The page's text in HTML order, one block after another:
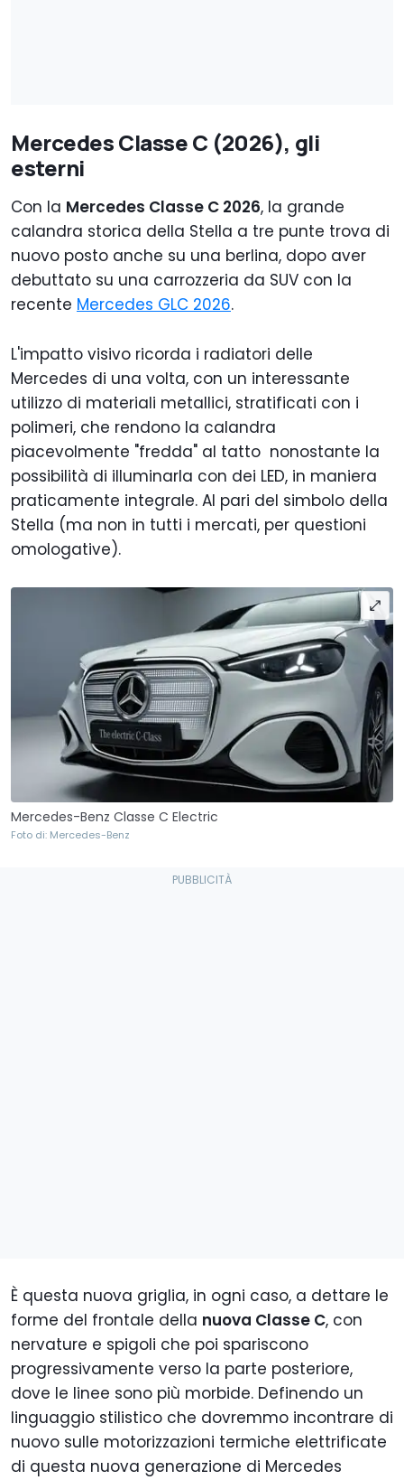
Mercedes Classe C (2026), gli
esterni
Con la Mercedes Classe C 2026, la grande
calandra storica della Stella a tre punte trova di
nuovo posto anche su una berlina, dopo aver
debuttato su una carrozzeria da SUV con la
recente Mercedes GLC 2026.
L'impatto visivo ricorda i radiatori delle
Mercedes di una volta, con un interessante
utilizzo di materiali metallici, stratificati con i
polimeri, che rendono la calandra
piacevolmente "fredda" al tatto nonostante la
possibilità di illuminarla con dei LED, in maniera
praticamente integrale. Al pari del simbolo della
Stella (ma non in tutti i mercati, per questioni
omologative).
Mercedes-Benz Classe C Electric
Foto di: Mercedes-Benz
È questa nuova griglia, in ogni caso, a dettare le
forme del frontale della nuova Classe C, con
nervature e spigoli che poi spariscono
progressivamente verso la parte posteriore,
dove le linee sono più morbide. Definendo un
linguaggio stilistico che dovremmo incontrare di
nuovo sulle motorizzazioni termiche elettrificate
di questa nuova generazione di Mercedes